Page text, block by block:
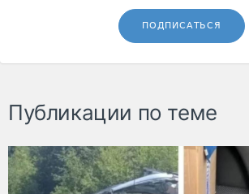
ПОДПИСАТЬСЯ
Публикации по теме